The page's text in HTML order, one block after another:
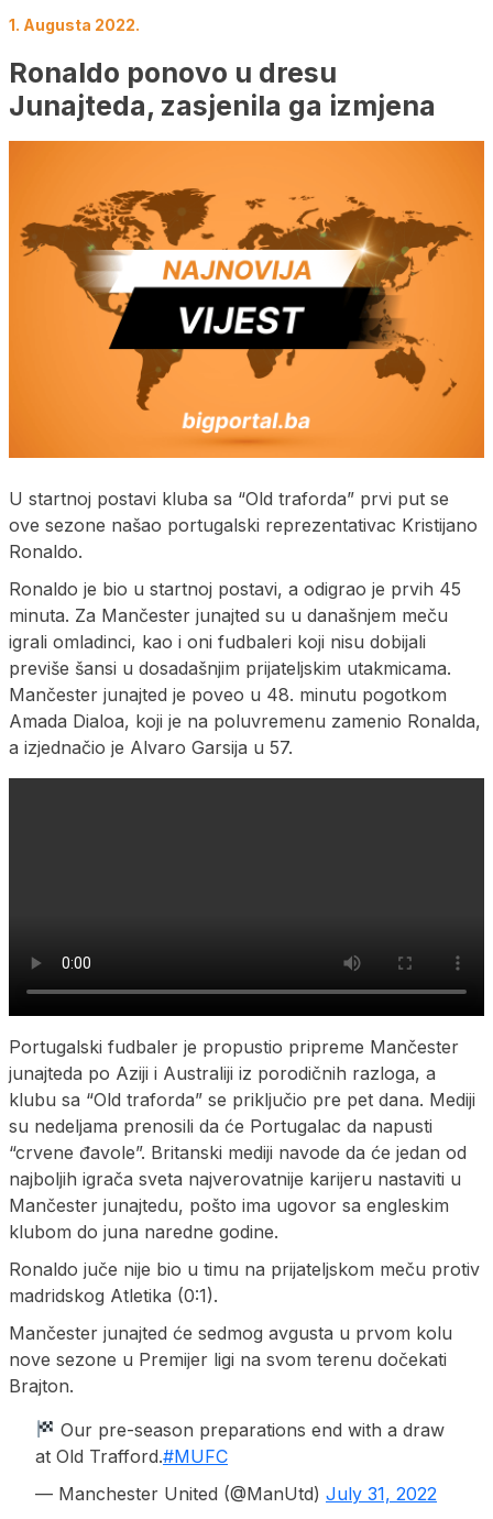
1. Augusta 2022.
Ronaldo ponovo u dresu
Junajteda, zasjenila ga izmjena
U startnoj postavi kluba sa “Old traforda” prvi put se
ove sezone našao portugalski reprezentativac Kristijano
Ronaldo.
Ronaldo je bio u startnoj postavi, a odigrao je prvih 45
minuta. Za Mančester junajted su u današnjem meču
igrali omladinci, kao i oni fudbaleri koji nisu dobijali
previše šansi u dosadašnjim prijateljskim utakmicama.
Mančester junajted je poveo u 48. minutu pogotkom
Amada Dialoa, koji je na poluvremenu zamenio Ronalda,
a izjednačio je Alvaro Garsija u 57.
Portugalski fudbaler je propustio pripreme Mančester
junajteda po Aziji i Australiji iz porodičnih razloga, a
klubu sa “Old traforda” se priključio pre pet dana. Mediji
su nedeljama prenosili da će Portugalac da napusti
“crvene đavole”. Britanski mediji navode da će jedan od
najboljih igrača sveta najverovatnije karijeru nastaviti u
Mančester junajtedu, pošto ima ugovor sa engleskim
klubom do juna naredne godine.
Ronaldo juče nije bio u timu na prijateljskom meču protiv
madridskog Atletika (0:1).
Mančester junajted će sedmog avgusta u prvom kolu
nove sezone u Premijer ligi na svom terenu dočekati
Brajton.
Our pre-season preparations end with a draw
at Old Trafford.#MUFC
— Manchester United (@ManUtd) July 31, 2022